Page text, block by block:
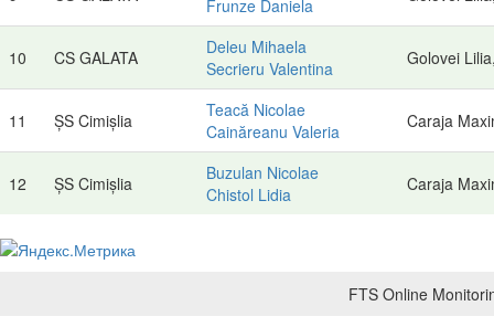
Frunze Daniela
10 CS GALATA
Deleu Mihaela
Secrieru Valentina
Golovei
11 ȘS Cimișlia
Teacă Nicolae
Cainăreanu Valeria
Caraja
12 ȘS Cimișlia
Buzulan Nicolae
Chistol Lidia
Caraja
FTS Online